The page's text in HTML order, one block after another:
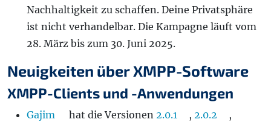
Nachhaltigkeit zu schaffen. Deine Privatsphäre
ist nicht verhandelbar. Die Kampagne läuft vom
28. März bis zum 30. Juni 2025.
Neuigkeiten über XMPP-Software
XMPP-Clients und -Anwendungen
Gajim hat die Versionen 2.0.1 , 2.0.2
,